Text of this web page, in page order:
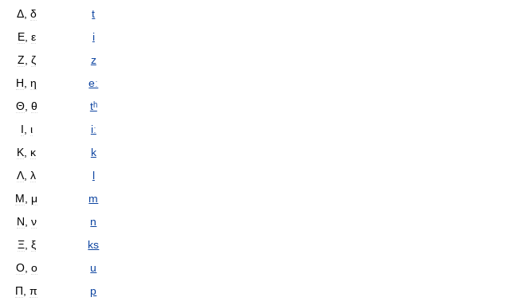
Δ, δ t
Ε, ε i
Ζ ζ z
Η ,η eː
Θ, θ tʰ
Ι ι iː
Κ κ k
Λ ,λ l
Μ μ m
Ν ν n
Ξ, ξ ks
Ο, ο u
Π ,π p